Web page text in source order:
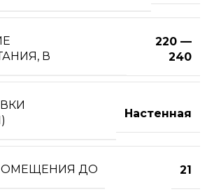
В
220 —
240
Настенная
ДО 21